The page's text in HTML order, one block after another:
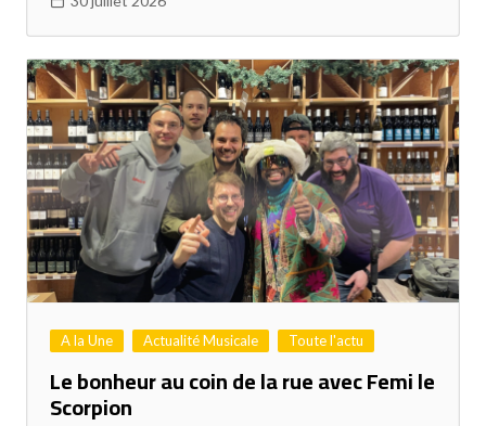
A la Une Actualité Musicale Toute l'actu
Le bonheur au coin de la rue avec Femi le
Scorpion